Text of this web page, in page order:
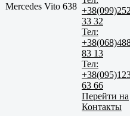
Mercedes Vito 638
33 32
Тел:
83 13
Тел:
63 66
Перейти на
Контакты